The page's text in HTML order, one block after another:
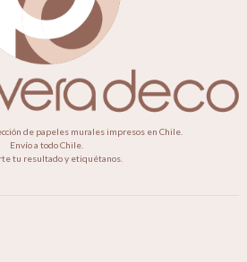
de papeles murales impresos en Chile.
Envío a todo Chile.
tu resultado y etiquétanos.